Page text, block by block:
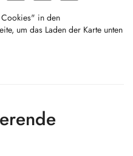
in den
um das Laden der Karte unten